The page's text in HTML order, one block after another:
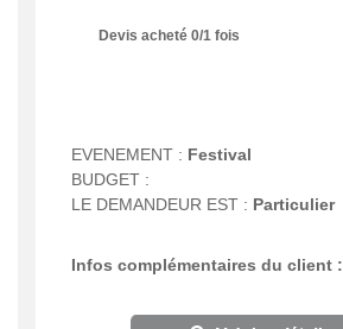
Devis acheté 0/1 fois
EVENEMENT : Festival
BUDGET :
LE DEMANDEUR EST : Particulier
Infos complémentaires du client :